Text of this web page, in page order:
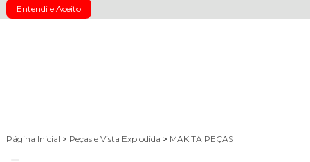
Entendi e Aceito
Página Inicial > Peças e Vista Explodida > MAKITA PEÇAS